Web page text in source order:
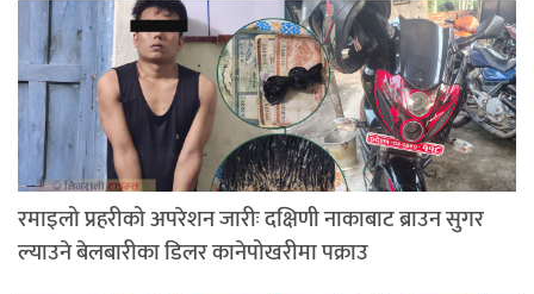
रमाइलो प्रहरीको अपरेशन जारीः दक्षिणी नाकाबाट ब्राउन सुगर
ल्याउने बेलबारीका डिलर कानेपोखरीमा पक्राउ